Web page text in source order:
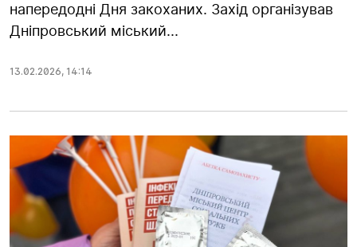
напередодні Дня закоханих. Захід організував
Дніпровський міський...
13.02.2026, 14:14